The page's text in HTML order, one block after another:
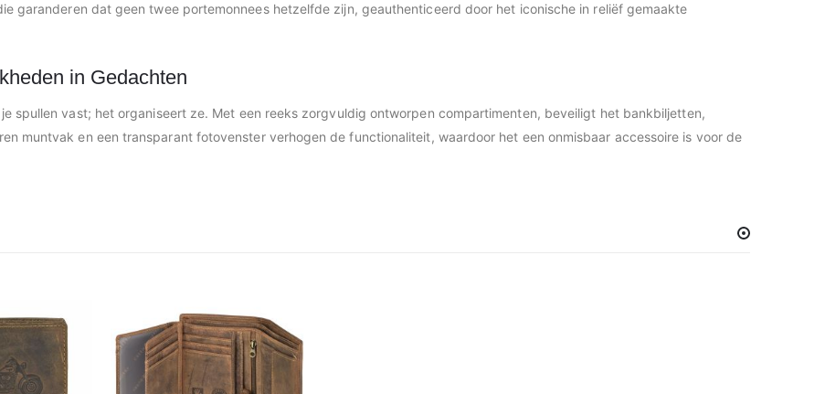
garanderen dat geen twee portemonnees hetzelfde zijn, geauthenticeerd door het iconische in reliëf gemaakte
in Gedachten
spullen vast; het organiseert ze. Met een reeks zorgvuldig ontworpen compartimenten, beveiligt het bankbiljetten,
muntvak en een transparant fotovenster verhogen de functionaliteit, waardoor het een onmisbaar accessoire is voor de